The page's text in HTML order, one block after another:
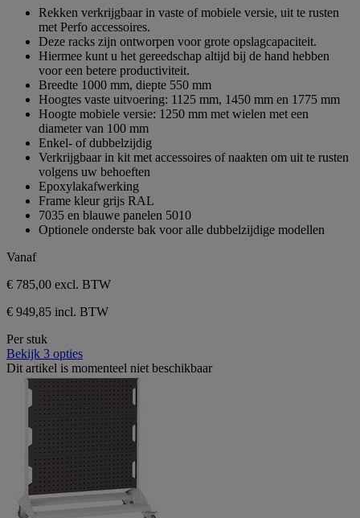
sterren.
Rekken verkrijgbaar in vaste of mobiele versie, uit te rusten
met Perfo accessoires.
Deze racks zijn ontworpen voor grote opslagcapaciteit.
Hiermee kunt u het gereedschap altijd bij de hand hebben
voor een betere productiviteit.
Breedte 1000 mm, diepte 550 mm
Hoogtes vaste uitvoering: 1125 mm, 1450 mm en 1775 mm
Hoogte mobiele versie: 1250 mm met wielen met een
diameter van 100 mm
Enkel- of dubbelzijdig
Verkrijgbaar in kit met accessoires of naakten om uit te rusten
volgens uw behoeften
Epoxylakafwerking
Frame kleur grijs RAL
7035 en blauwe panelen 5010
Optionele onderste bak voor alle dubbelzijdige modellen
Vanaf
€ 785,00 excl. BTW
€ 949,85 incl. BTW
Per stuk
Bekijk 3 opties
Dit artikel is momenteel niet beschikbaar